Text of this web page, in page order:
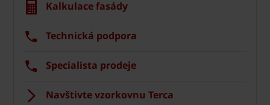
Kalkulace fasády
Technická podpora
Specialista prodeje
Navštivte vzorkovnu Terca